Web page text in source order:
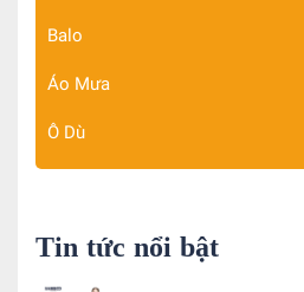
Balo
Áo Mưa
Ô Dù
Tin tức nổi bật